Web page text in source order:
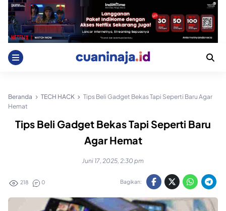
Skip
content
Beranda TECH HACK
Tips Beli Gadget Bekas Tapi Seperti Baru Agar
Hemat
Tips Beli Gadget Bekas Tapi Seperti Baru
Agar Hemat
Juni 17, 2025, 2:30 pm
218 0 Bagikan: